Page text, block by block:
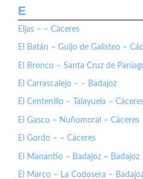
E
Eljas – – Cáceres
El Batán – Guijo de Galisteo –
El Bronco – Santa Cruz de
El Carrascalejo – – Badajoz
El Centenillo – Talayuela –
El Gasco – Nuñomoral – Cáceres
El Gordo – – Cáceres
El Manantío – Badajoz – Badajoz
El Marco – La Codosera –